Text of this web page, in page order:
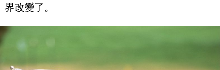
界改變了。